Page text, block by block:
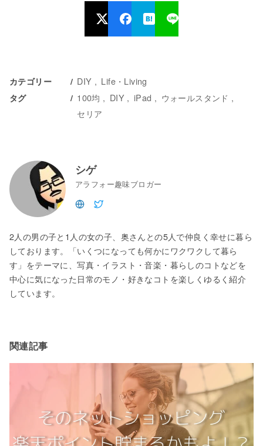
カテゴリー DIY Life・Living
タグ 100均 DIY iPad
ウォールスタンド
セリア
シゲ
アラフォー趣味ブロガー
2人の男の子と1人の女の子、奥さんとの5人で仲良く幸せに暮ら
しております。「いくつになっても何かにワクワクして暮ら
す」をテーマに、写真・イラスト・音楽・暮らしのコトなどを
中心に気になった日常のモノ・好きなコトを楽しくゆるく紹介
しています。
関連記事